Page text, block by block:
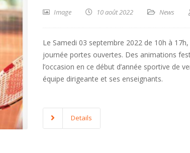
Image 10 août 2022 News
Le Samedi 03 septembre 2022 de 10h à
journée portes ouvertes. Des animations
l’occasion en ce début d’année sportive de
équipe dirigeante et ses enseignants.
Details